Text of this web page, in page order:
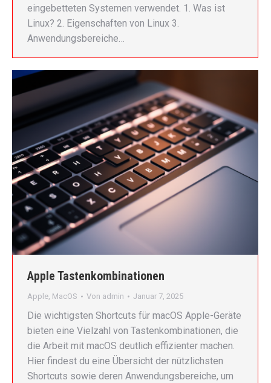
eingebetteten Systemen verwendet. 1. Was ist
Linux? 2. Eigenschaften von Linux 3.
Anwendungsbereiche…
Apple Tastenkombinationen
Apple, MacOS Von admin Januar 7, 2025
Die wichtigsten Shortcuts für macOS Apple-Geräte
bieten eine Vielzahl von Tastenkombinationen, die
die Arbeit mit macOS deutlich effizienter machen.
Hier findest du eine Übersicht der nützlichsten
Shortcuts sowie deren Anwendungsbereiche, um